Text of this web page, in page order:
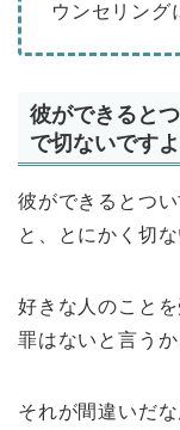
ウンセリング
彼ができると
で切ないです
彼ができるとつ
と、とにかく切な
好きな人のこと
罪はないと言うか
それが間違いだ